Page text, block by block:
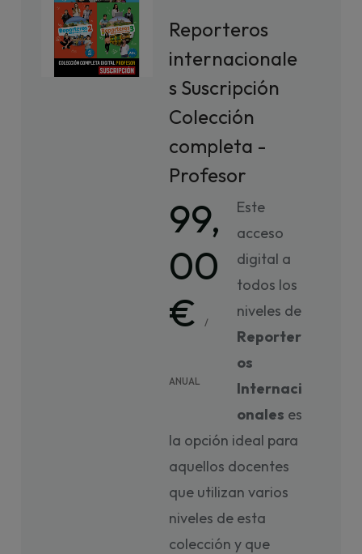
Reporteros
internacionale
s Suscripción
Colección
completa -
Profesor
99,
00
€/
ANUAL
Este
acceso
digital a
todos los
niveles de
Reporter
os
Internaci
onales es
la opción ideal para
aquellos docentes
que utilizan varios
niveles de esta
colección y que